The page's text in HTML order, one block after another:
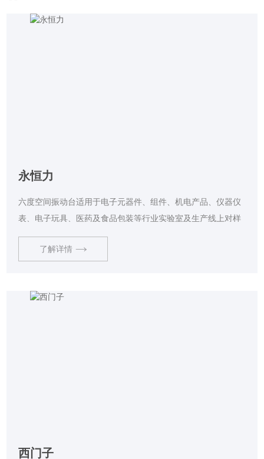
永恒力
六度空间振动台适用于电子元器件、组件、机电产品、仪器仪
表、电子玩具、医药及食品包装等行业实验室及生产线上对样
品进行低频振动试验。
了解详情
西门子